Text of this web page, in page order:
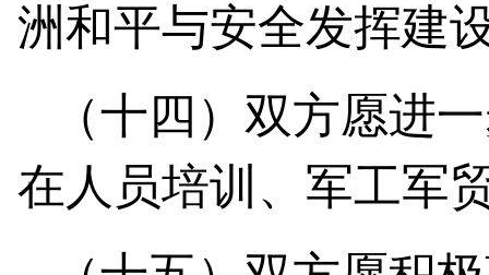
洲和平与安全发挥建
（十四）双方愿进
在人员培训、军工军